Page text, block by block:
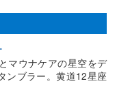
マウナケアの星空をデ
ンブラー。黄道12星座